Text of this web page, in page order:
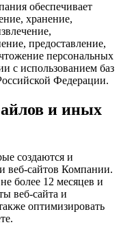
обеспечивает
хранение,
предоставление,
персональных
с использованием баз
Федерации.
и иных
создаются и
веб-сайтов Компании.
более 12 месяцев и
веб-сайта и
оптимизировать